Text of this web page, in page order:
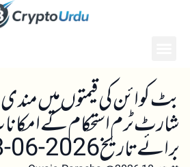
بٹ کوائن کی قیمتوں میں
شارٹ ٹرم استحکام کے
برائے تاریخ 2026-06-18